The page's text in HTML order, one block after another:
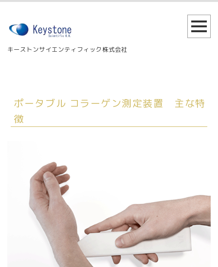
キーストンサイエンティフィック株式会社
ポータブル コラーゲン測定装置 主な特
徴